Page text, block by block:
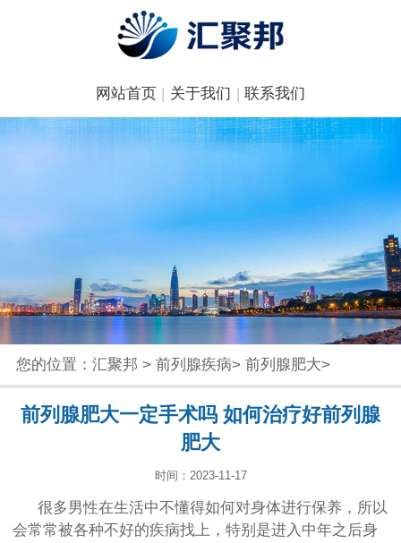
网站首页 关于我们 联系我们
您的位置： 汇聚邦 > 前列腺疾病> 前列腺肥大>
前列腺肥大一定手术吗 如何治疗好前列腺
肥大
时间：2023-11-17
很多男性在生活中不懂得如何对身体进行保养，所以
会常常被各种不好的疾病找上，特别是进入中年之后身